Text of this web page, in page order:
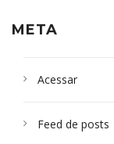
META
Acessar
Feed de posts